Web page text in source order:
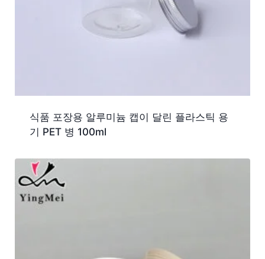
식품 포장용 알루미늄 캡이 달린 플라스틱 용
기 PET 병 100ml